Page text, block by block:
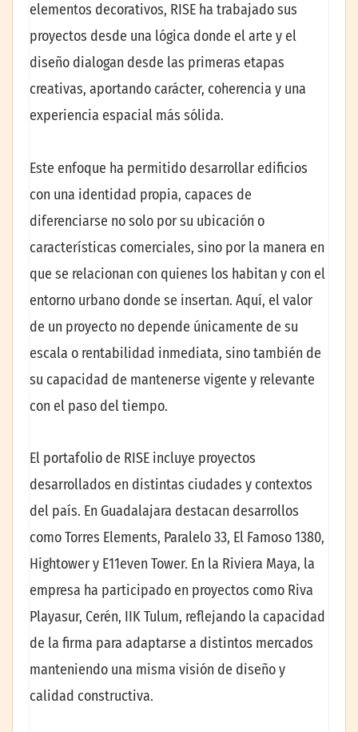
elementos decorativos, RISE ha trabajado sus
proyectos desde una lógica donde el arte y el
diseño dialogan desde las primeras etapas
creativas, aportando carácter, coherencia y una
experiencia espacial más sólida.
Este enfoque ha permitido desarrollar edificios
con una identidad propia, capaces de
diferenciarse no solo por su ubicación o
características comerciales, sino por la manera en
que se relacionan con quienes los habitan y con el
entorno urbano donde se insertan. Aquí, el valor
de un proyecto no depende únicamente de su
escala o rentabilidad inmediata, sino también de
su capacidad de mantenerse vigente y relevante
con el paso del tiempo.
El portafolio de RISE incluye proyectos
desarrollados en distintas ciudades y contextos
del país. En Guadalajara destacan desarrollos
como Torres Elements, Paralelo 33, El Famoso 1380,
Hightower y E11even Tower. En la Riviera Maya, la
empresa ha participado en proyectos como Riva
Playasur, Cerén, IIK Tulum, reflejando la capacidad
de la firma para adaptarse a distintos mercados
manteniendo una misma visión de diseño y
calidad constructiva.